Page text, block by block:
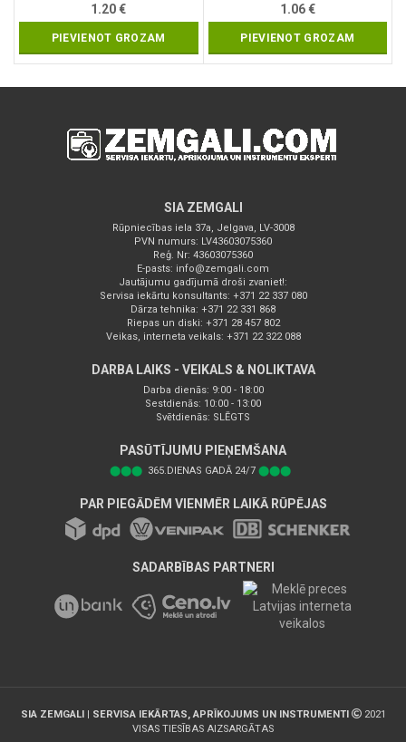
1.20€
PIEVIENOT GROZAM
1.06€
PIEVIENOT GROZAM
SIA ZEMGALI
Rūpniecības iela 37a, Jelgava, LV-3008
PVN numurs: LV43603075360
Reģ. Nr: 43603075360
E-pasts: info@zemgali.com
Jautājumu gadījumā droši zvaniet!:
Servisa iekārtu konsultants: +371 22 337 080
Dārza tehnika: +371 22 331 868
Riepas un diski: +371 28 457 802
Veikas, interneta veikals: +371 22 322 088
DARBA LAIKS - VEIKALS & NOLIKTAVA
Darba dienās: 9:00 - 18:00
Sestdienās: 10:00 - 13:00
Svētdienās: SLĒGTS
PASŪTĪJUMU PIEŅEMŠANA
⬤⬤⬤ 365.DIENAS GADĀ 24/7 ⬤⬤⬤
PAR PIEGĀDĒM VIENMĒR LAIKĀ RŪPĒJAS
SADARBĪBAS PARTNERI
SIA ZEMGALI | SERVISA IEKĀRTAS, APRĪKOJUMS UN INSTRUMENTI
2021
VISAS TIESĪBAS AIZSARGĀTAS